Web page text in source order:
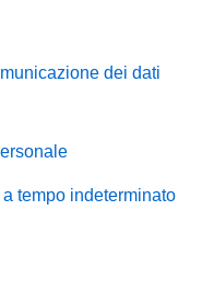
dei dati
tempo indeterminato